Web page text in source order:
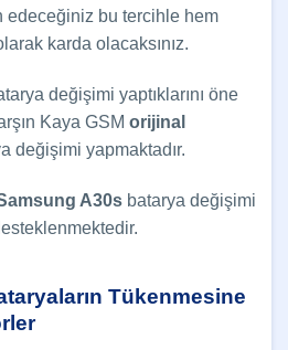
edeceğiniz bu tercihle hem
karda olacaksınız.
değişimi yaptıklarını öne
Kaya GSM orijinal
değişimi yapmaktadır.
A30s batarya değişimi
Tükenmesine